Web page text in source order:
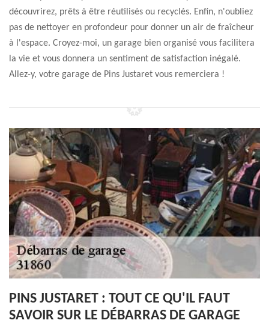
découvrirez, prêts à être réutilisés ou recyclés. Enfin, n'oubliez
pas de nettoyer en profondeur pour donner un air de fraîcheur
à l'espace. Croyez-moi, un garage bien organisé vous facilitera
la vie et vous donnera un sentiment de satisfaction inégalé.
Allez-y, votre garage de Pins Justaret vous remerciera !
PINS JUSTARET : TOUT CE QU'IL FAUT
SAVOIR SUR LE DÉBARRAS DE GARAGE